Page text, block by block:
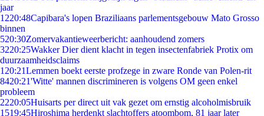
jaar
1220:48Capibara's lopen Braziliaans parlementsgebouw Mato Grosso
binnen
520:30Zomervakantieweerbericht: aanhoudend zomers
3220:25Wakker Dier dient klacht in tegen insectenfabriek Protix om
duurzaamheidsclaims
1 20:21Lemmen boekt eerste profzege in zware Ronde van Polen-rit
8420:21'Witte' mannen discrimineren is volgens OM geen enkel
probleem
2220:05Huisarts per direct uit vak gezet om ernstig alcoholmisbruik
1519:45Hiroshima herdenkt slachtoffers atoombom, 81 jaar later